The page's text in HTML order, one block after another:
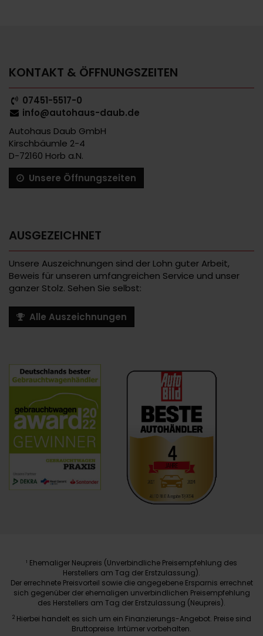
KONTAKT & ÖFFNUNGSZEITEN
07451-5517-0
info@autohaus-daub.de
Autohaus Daub GmbH
Kirschbäumle 2-4
D-72160 Horb a.N.
Unsere Öffnungszeiten
AUSGEZEICHNET
Unsere Auszeichnungen sind der Lohn guter Arbeit,
Beweis für unseren umfangreichen Service und unser
ganzer Stolz. Sehen Sie selbst:
Alle Auszeichnungen
1 Ehemaliger Neupreis (Unverbindliche Preisempfehlung des
Herstellers am Tag der Erstzulassung).
Der errechnete Preisvorteil sowie die angegebene Ersparnis errechnet
sich gegenüber der ehemaligen unverbindlichen Preisempfehlung
des Herstellers am Tag der Erstzulassung (Neupreis).
2 Hierbei handelt es sich um ein Finanzierungs-Angebot. Preise sind
Bruttopreise. Irrtümer vorbehalten.